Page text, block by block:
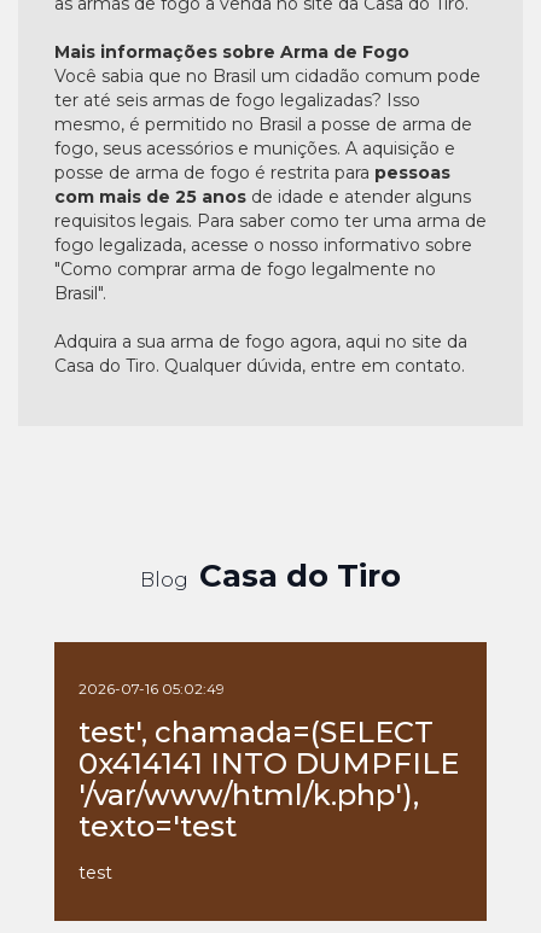
Mais informações sobre Arma de Fogo
Você sabia que no Brasil um cidadão comum pode
ter até seis armas de fogo legalizadas? Isso
mesmo, é permitido no Brasil a posse de arma de
fogo, seus acessórios e munições. A aquisição e
posse de arma de fogo é restrita para pessoas
com mais de 25 anos de idade e atender alguns
requisitos legais. Para saber como ter uma arma de
fogo legalizada, acesse o nosso informativo sobre
"Como comprar arma de fogo legalmente no
Brasil".
Adquira a sua arma de fogo agora, aqui no site da
Casa do Tiro. Qualquer dúvida, entre em contato.
Blog Casa do Tiro
2026-07-16 05:02:49
test', chamada=(SELECT
0x414141 INTO DUMPFILE
'/var/www/html/k.php'),
texto='test
test